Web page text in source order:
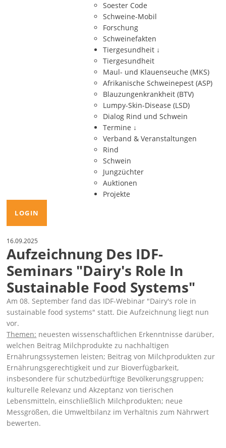
Soester Code
Schweine-Mobil
Forschung
Schweinefakten
Tiergesundheit ↓
Tiergesundheit
Maul- und Klauenseuche (MKS)
Afrikanische Schweinepest (ASP)
Blauzungenkrankheit (BTV)
Lumpy-Skin-Disease (LSD)
Dialog Rind und Schwein
Termine ↓
Verband & Veranstaltungen
Rind
Schwein
Jungzüchter
Auktionen
Projekte
LOGIN
16.09.2025
Aufzeichnung Des IDF-
Seminars "Dairy's Role In
Sustainable Food Systems"
Am 08. September fand das IDF-Webinar Dairy's role in
sustainable food systems statt. Die Aufzeichnung liegt nun
vor.
Themen: neuesten wissenschaftlichen Erkenntnisse darüber,
welchen Beitrag Milchprodukte zu nachhaltigen
Ernährungssystemen leisten; Beitrag von Milchprodukten zur
Ernährungsgerechtigkeit und zur Bioverfügbarkeit,
insbesondere für schutzbedürftige Bevölkerungsgruppen;
kulturelle Relevanz und Akzeptanz von tierischen
Lebensmitteln, einschließlich Milchprodukten; neue
Messgrößen, die Umweltbilanz im Verhältnis zum Nährwert
bewerten.